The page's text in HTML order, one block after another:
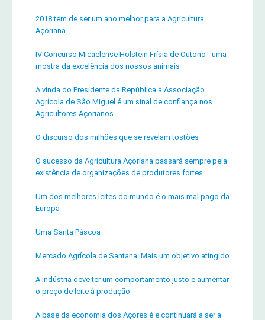
2018 tem de ser um ano melhor para a Agricultura
Açoriana
IV Concurso Micaelense Holstein Frísia de Outono - uma
mostra da excelência dos nossos animais
A vinda do Presidente da República à Associação
Agrícola de São Miguel é um sinal de confiança nos
Agricultores Açorianos
O discurso dos milhões que se revelam tostões
O sucesso da Agricultura Açoriana passará sempre pela
existência de organizações de produtores fortes
Um dos melhores leites do mundo é o mais mal pago da
Europa
Uma Santa Páscoa
Mercado Agrícola de Santana: Mais um objetivo atingido
A indústria deve ter um comportamento justo e aumentar
o preço de leite à produção
A base da economia dos Açores é e continuará a ser a